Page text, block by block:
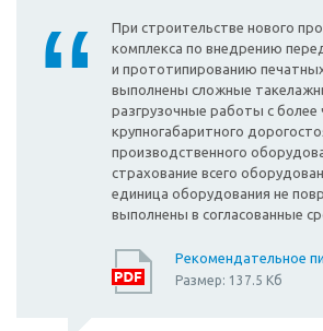
При строительстве нового
комплекса по внедрению
и прототипированию
выполнены сложные
разгрузочные работы с более
крупногабаритного
производственного
страхование всего
единица оборудования не
выполнены в согласованные
Размер: 137.5 Кб